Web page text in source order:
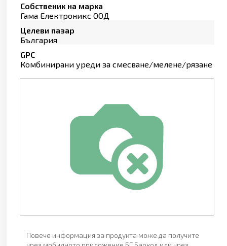
Собственик на марка
Гама Електроникс ООД
Целеви пазар
България
GPC
Комбинирани уреди за смесване/мелене/рязане
Повече информация за продукта може да получите